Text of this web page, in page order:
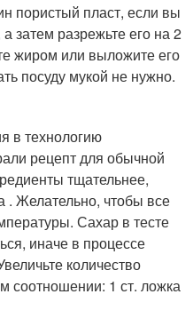
пористый пласт, если вы
затем разрежьте его на 2
жиром или выложите его
посуду мукой не нужно.
в технологию
рецепт для обычной
тщательнее,
. Желательно, чтобы все
Сахар в тесте
иначе в процессе
количество
соотношении: 1 ст. ложка